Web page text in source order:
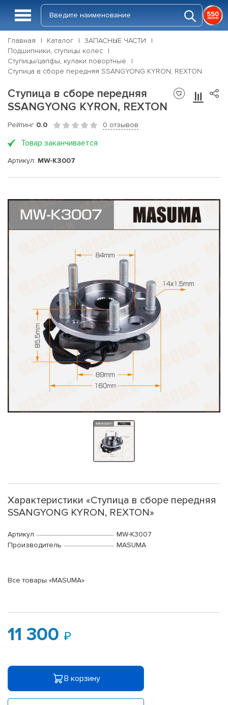
Главная Каталог
ЗАПАСНЫЕ ЧАСТИ
Подшипники, ступицы колес
Ступицы/цапфы, кулаки повортные
Ступица в сборе передняя SSANGYONG KYRON, REXTON
Ступица в сборе передняя
SSANGYONG KYRON, REXTON
Рейтинг 0.0 0 отзывов
Товар заканчивается
Артикул: MW-K3007
Характеристики «Ступица в сборе передняя
SSANGYONG KYRON, REXTON»
Артикул
MW-K3007
Производитель
MASUMA
Все товары «MASUMA»
11 300
В корзину